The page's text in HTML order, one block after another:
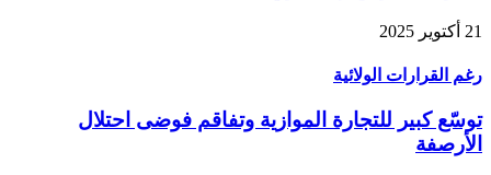
21 أكتوير 2025
رغم القرارات الولائية
توسّع كبير للتجارة الموازية وتفاقم فوضى احتلال
الأرصفة